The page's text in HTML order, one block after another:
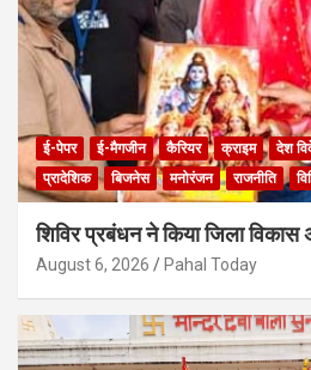
ई-पेपर ई-मैगजीन कैरियर क्राइम देश
प्रादेशिक
बिजनेस मनोरंजन राजनीति
शिविर प्रबंधन ने किया जिला विकास
August 6, 2026 Pahal Today